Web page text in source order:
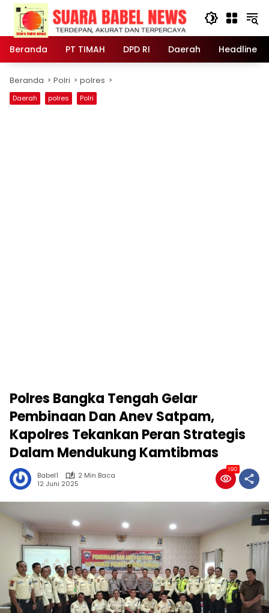
Langsung
konten
Beranda
PT TIMAH DPD RI Daerah Headline
Beranda Polri polres
Daerah polres Polri
Polres Bangka Tengah Gelar
Pembinaan Dan Anev Satpam,
Kapolres Tekankan Peran Strategis
Dalam Mendukung Kamtibmas
Babel1
2 Min Baca
12 Juni 2025
190